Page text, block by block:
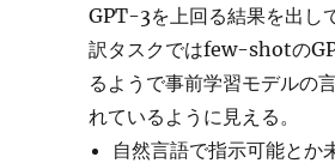
GPT-3を上回る結果を出し
訳タスクではfew-shotの
るようで事前学習モデルの
れているように見える。
自然言語で指示可能とか